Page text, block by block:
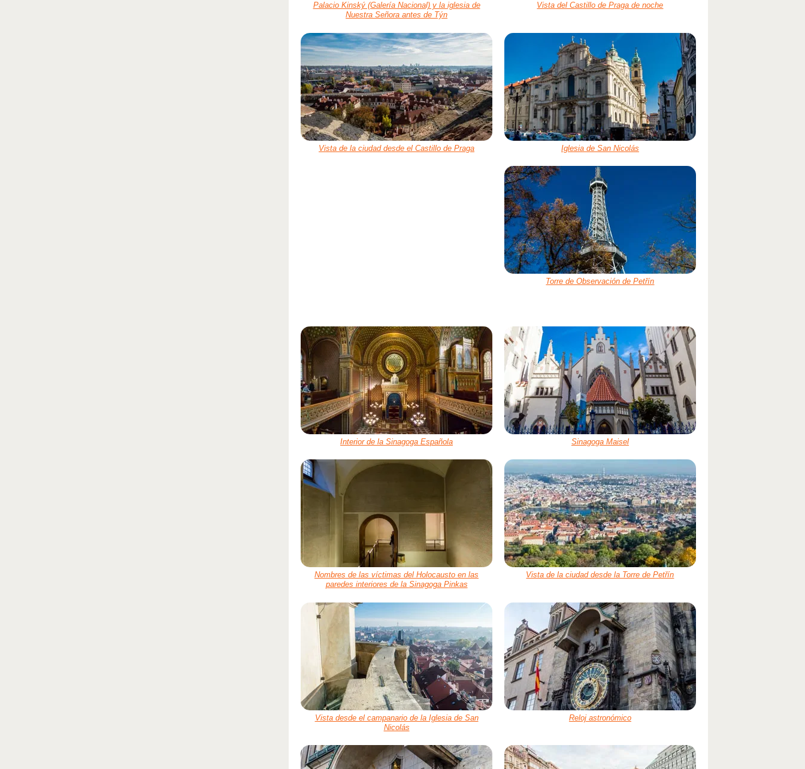
Palacio Kinský (Galería Nacional) y la iglesia de
Nuestra Señora antes de Týn
Vista del Castillo de Praga de noche
Vista de la ciudad desde el Castillo de Praga Iglesia de San Nicolás
Torre de Observación de Petřín
Interior de la Sinagoga Española Sinagoga Maisel
Nombres de las víctimas del Holocausto en las
paredes interiores de la Sinagoga Pinkas
Vista de la ciudad desde la Torre de Petřín
Vista desde el campanario de la Iglesia de San
Nicolás
Reloj astronómico